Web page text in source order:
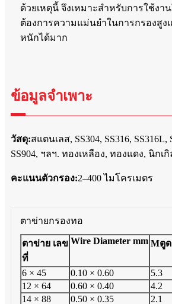
ด้วยเหตุนี้ จึงเหมาะสำหรับการใช้งา
ต้องการความแม่นยำในการกรองสูง
หนักได้มาก
ข้อมูลจำเพาะ
วัสดุ:สแตนเลส, SS304, SS316, SS316L,
SS904, ฯลฯ. ทองเหลือง, ทองแดง, นิกเ
คะแนนตัวกรอง:2–400 ไมโครเมตร
ตาข่ายกรองทอ
ตาข่าย เลข
ที่
Wire Diameter mm Mตูด
6 × 45 0.10 × 0.60 5.3
12 × 64
0.60 × 0.40 4.2
14 × 88
0.50 × 0.35 2.1